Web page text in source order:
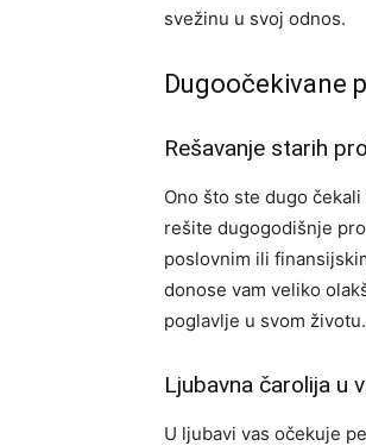
svežinu u svoj odnos.
Dugoočekivane
Rešavanje starih
Ono što ste dugo
rešite dugogodišnje
poslovnim ili
donose vam veliko
poglavlje u svom životu.
Ljubavna čarolija u
U ljubavi vas očekuje